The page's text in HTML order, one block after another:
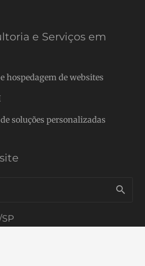
e Serviços em
hospedagem de websites
soluções personalizadas